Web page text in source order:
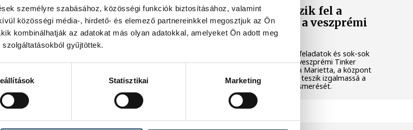
személyre szabásához, közösségi funkciók biztosításához, valamint
közösségi média-, hirdető- és elemező partnereinkkel megosztjuk az Ön
kombinálhatják az adatokat más olyan adatokkal, amelyeket Ön adott meg
gyűjtöttek.
Statisztikai Marketing
Játék közben fedezik fel a
tudomány világát a veszprémi
gyerekek
Látványos kísérletek, kreatív feladatok és sok-sok
élmény várja a gyerekeket a veszprémi Tinker
Labsben. Videónkban Balassa Marietta, a központ
vezetője mutatja be, hogyan teszik izgalmassá a
természettudományok megismerését.